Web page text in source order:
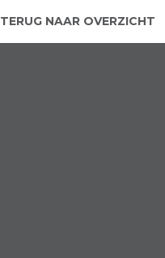
TERUG NAAR OVERZICHT